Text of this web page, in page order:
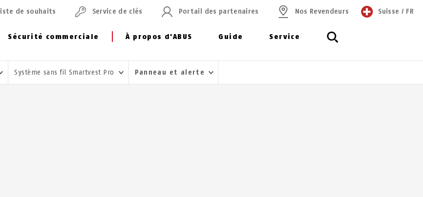
Sécurité commerciale À propos d'ABUS Guide Service
liste de souhaits Service de clés Portail des partenaires Nos Revendeurs Suisse / FR
Système sans fil Smartvest Pro Panneau et alerte